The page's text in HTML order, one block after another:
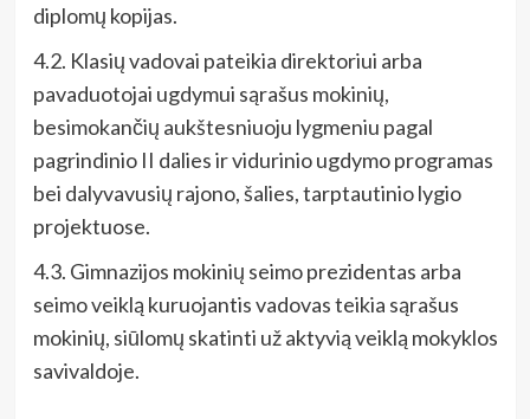
diplomų kopijas.
4.2. Klasių vadovai pateikia direktoriui arba
pavaduotojai ugdymui sąrašus mokinių,
besimokančių aukštesniuoju lygmeniu pagal
pagrindinio II dalies ir vidurinio ugdymo programas
bei dalyvavusių rajono, šalies, tarptautinio lygio
projektuose.
4.3. Gimnazijos mokinių seimo prezidentas arba
seimo veiklą kuruojantis vadovas teikia sąrašus
mokinių, siūlomų skatinti už aktyvią veiklą mokyklos
savivaldoje.